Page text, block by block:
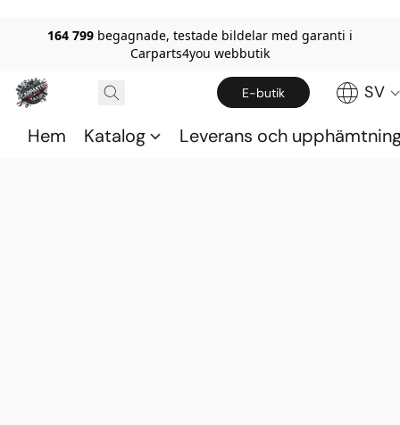
164 799 begagnade, testade bildelar med garanti i
Carparts4you webbutik
E-butik SV
Hem Katalog Leverans och